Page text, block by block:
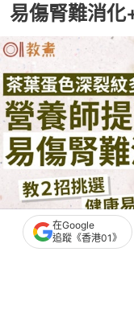
易傷腎難消
撰文：風傳媒
在Google
追蹤《香港01》